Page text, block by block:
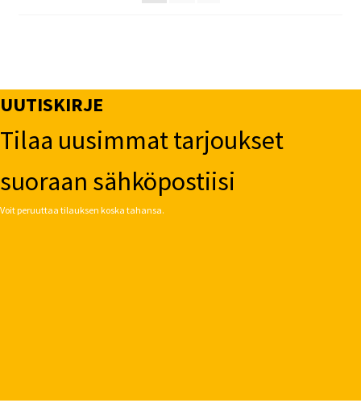
UUTISKIRJE
Tilaa uusimmat tarjoukset
suoraan sähköpostiisi
Voit peruuttaa tilauksen koska tahansa.